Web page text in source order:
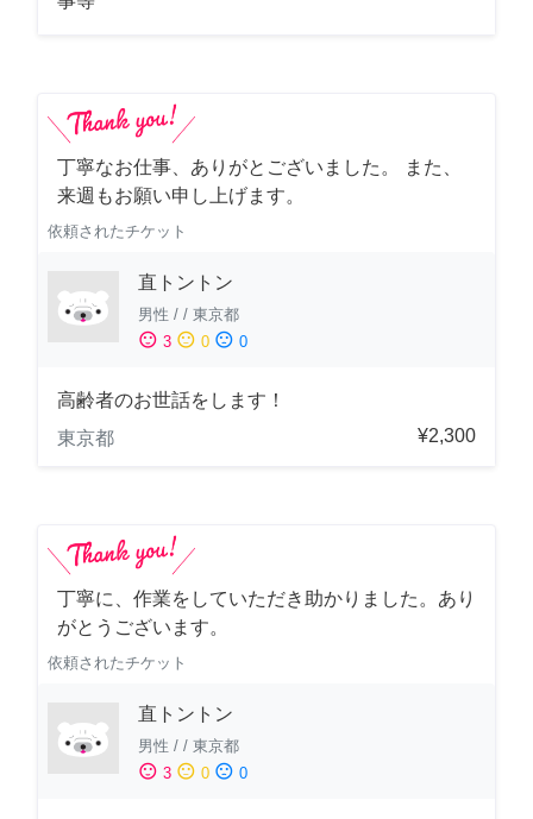
丁寧なお仕事、ありがとございました。 また、
来週もお願い申し上げます。
依頼されたチケット
直トントン
男性 / / 東京都
sentiment_satisfied 3 sentiment_neutral 0 sentiment_dissatisfied 0
高齢者のお世話をします！
東京都
¥2,300
丁寧に、作業をしていただき助かりました。あり
がとうございます。
依頼されたチケット
直トントン
男性 / / 東京都
sentiment_satisfied 3 sentiment_neutral 0 sentiment_dissatisfied 0